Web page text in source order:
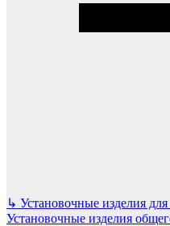
↳ Установочные изделия
Установочные изделия